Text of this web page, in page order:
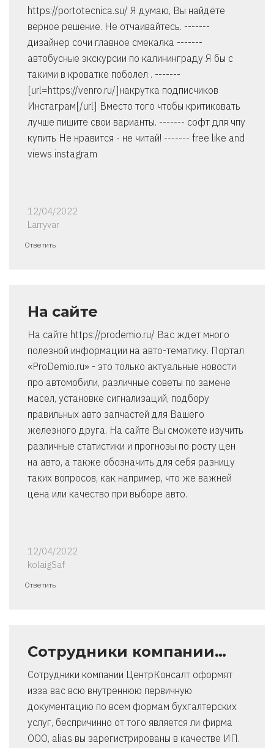
https://portotecnica.su/ Я думаю, Вы найдёте
верное решение. Не отчаивайтесь. -------
дизайнер сочи главное смекалка -------
автобусные экскурсии по калининграду Я бы с
такими в кроватке поболел . -------
[url=https://venro.ru/]накрутка подписчиков
Инстаграм[/url] Вместо того чтобы критиковать
лучше пишите свои варианты. ------- софт для чпу
купить Не нравится - не читай! ------- free like and
views instagram
12/04/2022
Larryvar
Ответить
На сайте
На сайте https://prodemio.ru/ Вас ждет много
полезной информации на авто-тематику. Портал
«ProDemio.ru» - это только актуальные новости
про автомобили, различные советы по замене
масел, установке сигнализаций, подбору
правильных авто запчастей для Вашего
железного друга. На сайте Вы сможете изучить
различные статистики и прогнозы по росту цен
на авто, а также обозначить для себя разницу
таких вопросов, как например, что же важней
цена или качество при выборе авто.
12/04/2022
kolaigSaf
Ответить
Сотрудники компании…
Сотрудники компании ЦентрКонсалт оформят
изза вас всю внутреннюю первичную
документацию по всем формам бухгалтерских
услуг, беспричинно от того является ли фирма
ООО, alias вы зарегистрированы в качестве ИП.